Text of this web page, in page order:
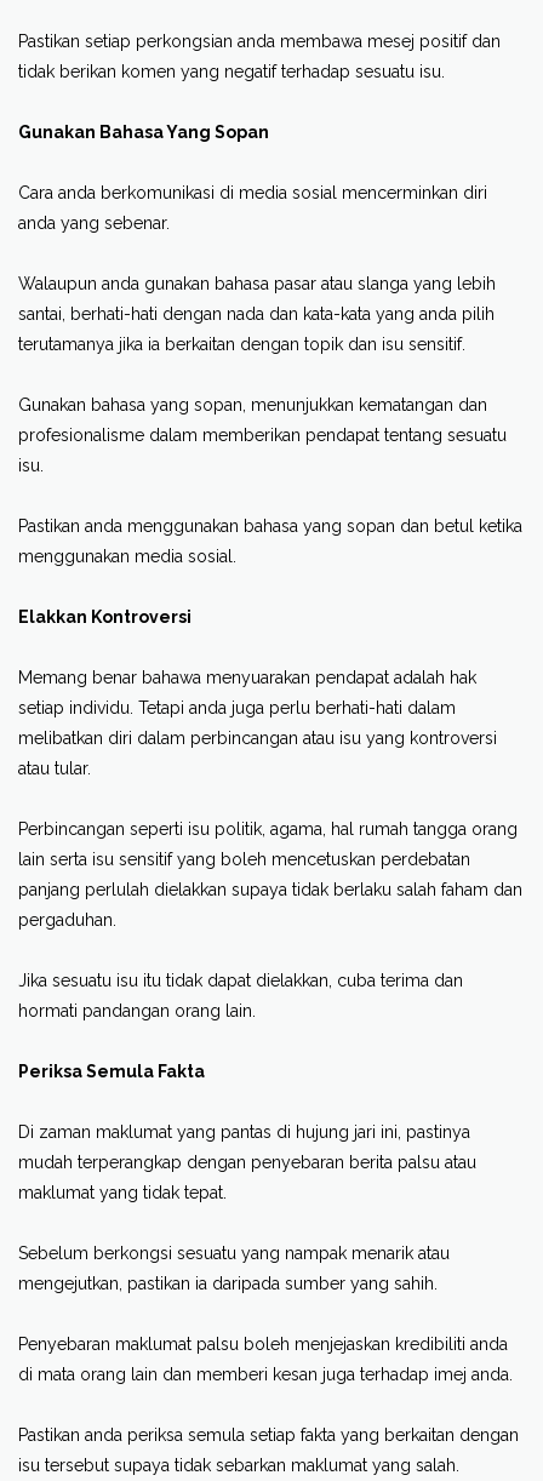
Pastikan setiap perkongsian anda membawa mesej positif dan
tidak berikan komen yang negatif terhadap sesuatu isu.
Gunakan Bahasa Yang Sopan
Cara anda berkomunikasi di media sosial mencerminkan diri
anda yang sebenar.
Walaupun anda gunakan bahasa pasar atau slanga yang lebih
santai, berhati-hati dengan nada dan kata-kata yang anda pilih
terutamanya jika ia berkaitan dengan topik dan isu sensitif.
Gunakan bahasa yang sopan, menunjukkan kematangan dan
profesionalisme dalam memberikan pendapat tentang sesuatu
isu.
Pastikan anda menggunakan bahasa yang sopan dan betul ketika
menggunakan media sosial.
Elakkan Kontroversi
Memang benar bahawa menyuarakan pendapat adalah hak
setiap individu. Tetapi anda juga perlu berhati-hati dalam
melibatkan diri dalam perbincangan atau isu yang kontroversi
atau tular.
Perbincangan seperti isu politik, agama, hal rumah tangga orang
lain serta isu sensitif yang boleh mencetuskan perdebatan
panjang perlulah dielakkan supaya tidak berlaku salah faham dan
pergaduhan.
Jika sesuatu isu itu tidak dapat dielakkan, cuba terima dan
hormati pandangan orang lain.
Periksa Semula Fakta
Di zaman maklumat yang pantas di hujung jari ini, pastinya
mudah terperangkap dengan penyebaran berita palsu atau
maklumat yang tidak tepat.
Sebelum berkongsi sesuatu yang nampak menarik atau
mengejutkan, pastikan ia daripada sumber yang sahih.
Penyebaran maklumat palsu boleh menjejaskan kredibiliti anda
di mata orang lain dan memberi kesan juga terhadap imej anda.
Pastikan anda periksa semula setiap fakta yang berkaitan dengan
isu tersebut supaya tidak sebarkan maklumat yang salah.